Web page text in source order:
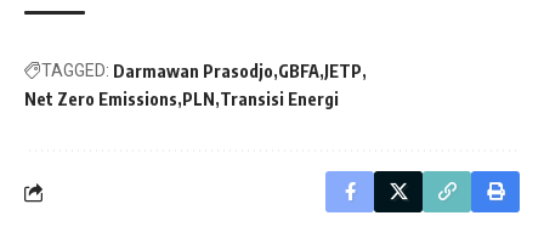
TAGGED: Darmawan Prasodjo GBFA JETP
Net Zero Emissions PLN Transisi Energi